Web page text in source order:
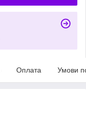
Оплата Умови